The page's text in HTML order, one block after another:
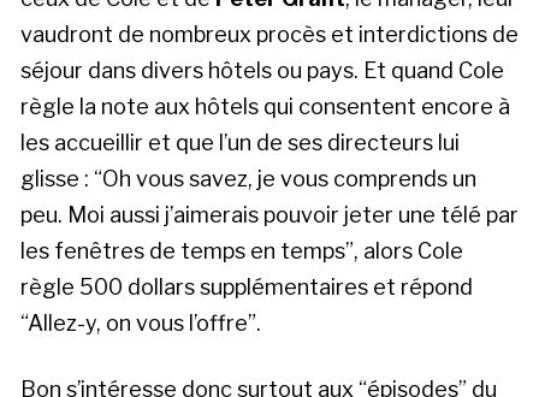
vaudront de nombreux procès et interdictions de
séjour dans divers hôtels ou pays. Et quand Cole
règle la note aux hôtels qui consentent encore à
les accueillir et que l’un de ses directeurs lui
glisse : “Oh vous savez, je vous comprends un
peu. Moi aussi j’aimerais pouvoir jeter une télé par
les fenêtres de temps en temps”, alors Cole
règle 500 dollars supplémentaires et répond
“Allez-y, on vous l’offre”.
Bon s’intéresse donc surtout aux “épisodes” du